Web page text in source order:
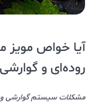
آیا خواص مویز
روده‌ای و
مشکلات سیستم گوارشی و